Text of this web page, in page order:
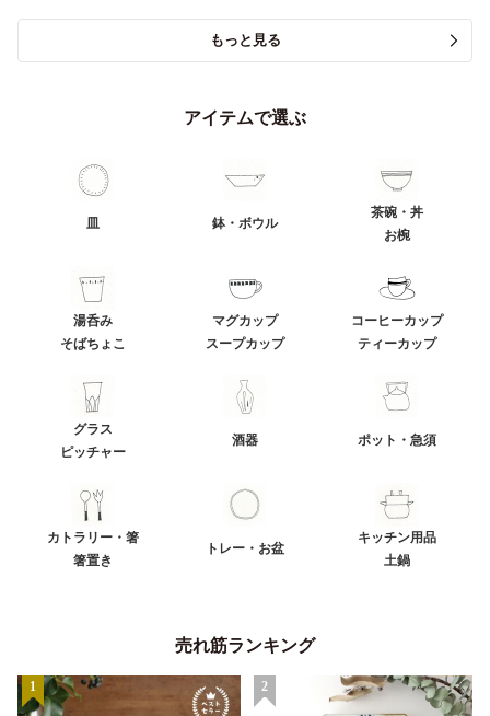
もっと見る
アイテムで選ぶ
皿 鉢・ボウル
茶碗・丼
お椀
湯呑み
そばちょこ
マグカップ
スープカップ
コーヒーカップ
ティーカップ
グラス
ピッチャー
酒器 ポット・急須
カトラリー・箸
箸置き
トレー・お盆
キッチン用品
土鍋
売れ筋ランキング
1 2